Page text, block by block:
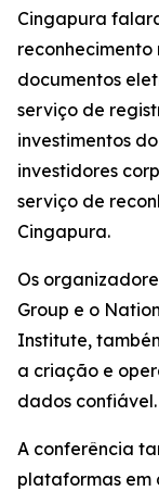
Cingapura
documentos
serviço de
investimentos
investidores
serviço de
Cingapura.
Os
Group e o
Institute,
a criação e
dados confiável.
A conferência
plataformas em